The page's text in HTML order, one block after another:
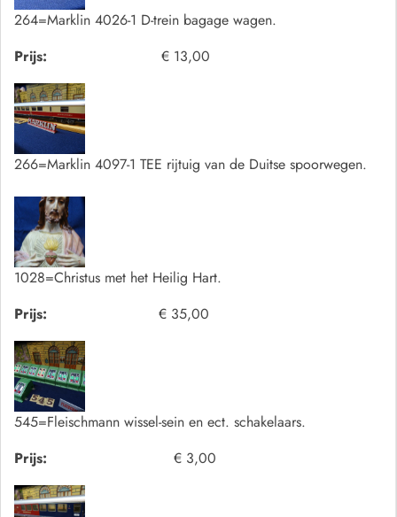
264=Marklin 4026-1 D-trein bagage wagen.
Prijs:
€ 13,00
266=Marklin 4097-1 TEE rijtuig van de Duitse spoorwegen.
1028=Christus met het Heilig Hart.
Prijs:
€ 35,00
545=Fleischmann wissel-sein en ect. schakelaars.
Prijs:
€ 3,00